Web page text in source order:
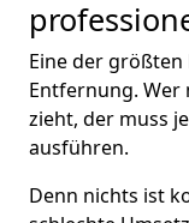
Eine der
Entfernung.
zieht, der muss
ausführen.
Denn nichts ist